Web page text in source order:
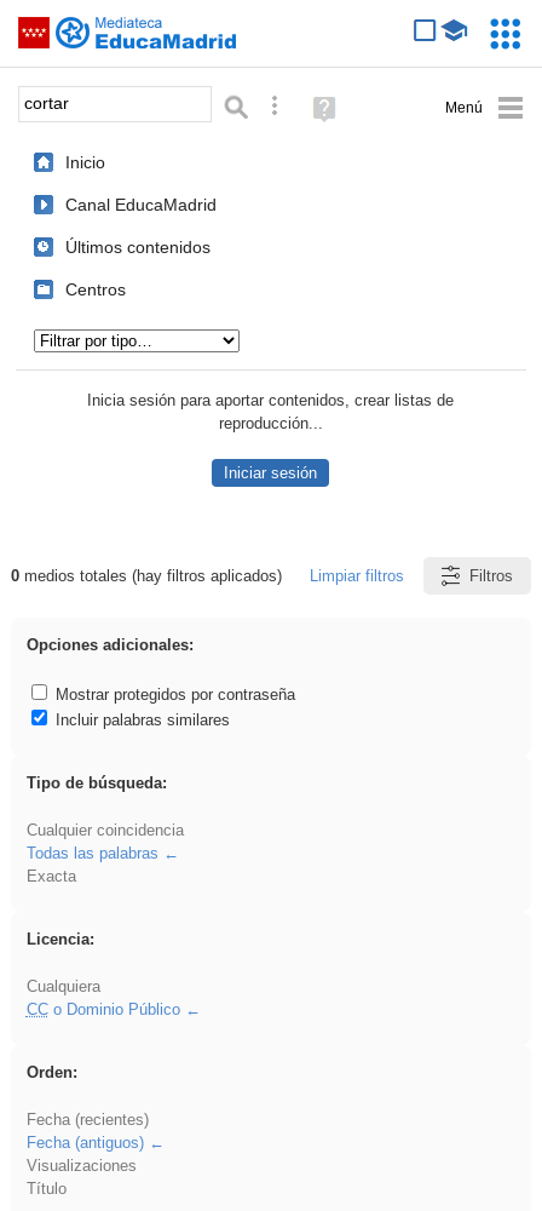
Saltar navegación
Palabra o frase: Búsqueda avanzada
Ayuda
(en
Inicio
Canal EducaMadrid
Últimos contenidos
Centros
Inicia sesión para aportar contenidos, crear listas de
reproducción...
Iniciar sesión
Resultados de: cortar
0medios totales (hay filtros aplicados) Limpiar filtros Filtros
Opciones adicionales:
Mostrar protegidos por contraseña
Incluir palabras similares
Tipo de búsqueda:
Cualquier coincidencia
Todas las palabras
Exacta
Licencia:
Cualquiera
CCo Dominio Público
Orden:
Fecha (recientes)
Fecha (antiguos)
Visualizaciones
Título